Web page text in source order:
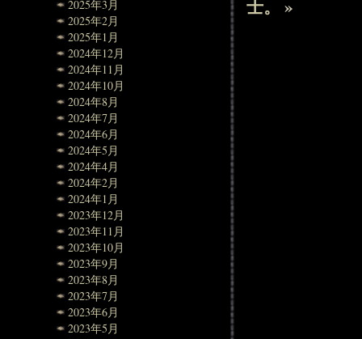
2025年3月
2025年2月
2025年1月
2024年12月
2024年11月
2024年10月
2024年8月
2024年7月
2024年6月
2024年5月
2024年4月
2024年2月
2024年1月
2023年12月
2023年11月
2023年10月
2023年9月
2023年8月
2023年7月
2023年6月
2023年5月
士。 »